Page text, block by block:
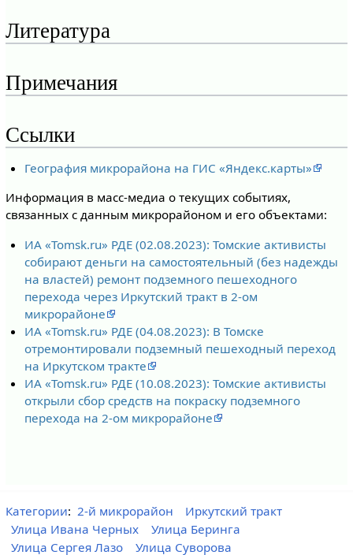
Литература
Примечания
Ссылки
География микрорайона на ГИС «Яндекс.карты»
Информация в масс-медиа о текущих событиях,
связанных с данным микрорайоном и его объектами:
ИА «Tomsk.ru» РДЕ (02.08.2023): Томские активисты
собирают деньги на самостоятельный (без надежды
на властей) ремонт подземного пешеходного
перехода через Иркутский тракт в 2-ом
микрорайоне
ИА «Tomsk.ru» РДЕ (04.08.2023): В Томске
отремонтировали подземный пешеходный переход
на Иркутском тракте
ИА «Tomsk.ru» РДЕ (10.08.2023): Томские активисты
открыли сбор средств на покраску подземного
перехода на 2-ом микрорайоне
Категории: 2-й микрорайон
Иркутский тракт
Улица Ивана Черных
Улица Беринга
Улица Сергея Лазо
Улица Суворова